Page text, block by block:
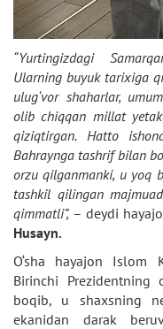
“Yurtingizdagi
Ularning buyuk tarixiga
ulug‘vor shaharlar,
olib chiqqan millat
qiziqtirgan. Hatto
Bahraynga tashrif bilan
orzu qilganmanki, u yoq
tashkil qilingan
qimmatli”, – deydi
Husayn.
O‘sha hayajon Islom
Birinchi Prezidentning
boqib, u shaxsning
ekanidan darak